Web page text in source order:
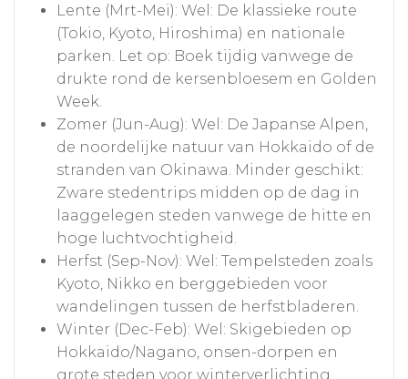
Lente (Mrt-Mei): Wel: De klassieke route
(Tokio, Kyoto, Hiroshima) en nationale
parken. Let op: Boek tijdig vanwege de
drukte rond de kersenbloesem en Golden
Week.
Zomer (Jun-Aug): Wel: De Japanse Alpen,
de noordelijke natuur van Hokkaido of de
stranden van Okinawa. Minder geschikt:
Zware stedentrips midden op de dag in
laaggelegen steden vanwege de hitte en
hoge luchtvochtigheid.
Herfst (Sep-Nov): Wel: Tempelsteden zoals
Kyoto, Nikko en berggebieden voor
wandelingen tussen de herfstbladeren.
Winter (Dec-Feb): Wel: Skigebieden op
Hokkaido/Nagano, onsen-dorpen en
grote steden voor winterverlichting.